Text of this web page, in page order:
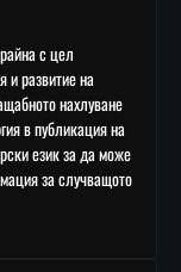
с цел
и развитие на
нахлуване
в публикация на
език за да може
за случващото